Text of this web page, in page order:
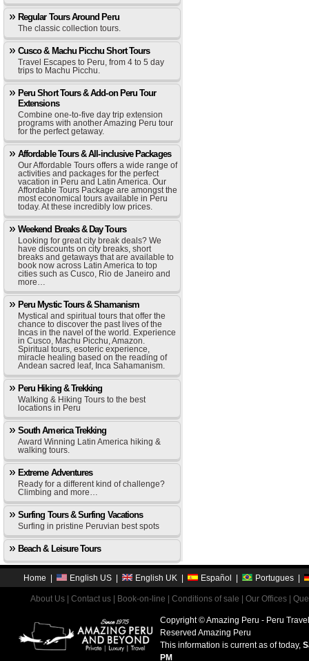
Regular Tours Around Peru
The classic collection tours.
Cusco & Machu Picchu Short Tours
Travel Escapes to Peru, from 4 to 5 day
trips to Machu Picchu.
Peru Short Tours & Add-on Peru Tour
Extensions
Combine one-to-five day trip extension
programs with another Amazing Peru tour
for the perfect getaway.
Affordable Tours & All-inclusive Packages
Our Affordable Tours offers a wide range of
activities and packages for the perfect
vacation in Peru and Latin America. Our
Affordable Tours Package are amongst the
most economical tours available in Peru
today. At these incredibly low prices.
Weekend Breaks & Day Tours
Looking for great city break deals? We
have discounts on city breaks, short
breaks and getaways that are available to
book now across Latin America to top
cities such as Cusco, Rio de Janeiro and
more…
Peru Mystic Tours & Shamanism
Mystical and spiritual tours that offer the
chance to discover the past lives of the
Incas in the navel of the world. Experience
in Cusco, Machu Picchu, Amazon.
Spiritual tours, esoteric experience,
miracle healing based on the reading of
Andean sacred leaf, Inca Sahamanism.
Peru Hiking & Trekking
Walking & Hiking Tours to the best
locations in Peru
South America Trekking
Award Winning Latin America hiking &
walking tours.
Extreme Adventures
Ready for a different kind of challenge?
Climbing and more…
Surfing Tours & Surfing Vacations
Surfing in pristine Peruvian best spots
Beach & Leisure Tours
Home English US English UK Español Portugues
About Us| Contact us| Book-on-line Conditions of sale Our Offices|
Copyright © Amazing Peru - Peru
Reserved Amazing Peru
This information is current as of today,
PM